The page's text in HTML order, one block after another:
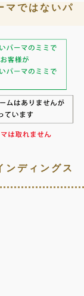
マではないパ
ンディングス